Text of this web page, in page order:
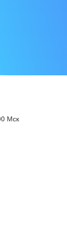
Мск